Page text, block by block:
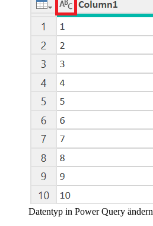
Datentyp in Power Query ändern